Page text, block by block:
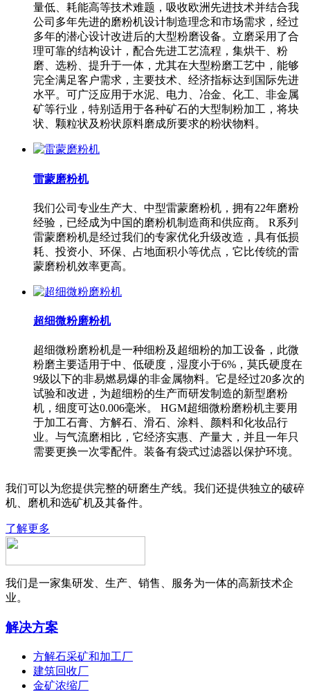
量低、耗能高等技术难题，吸收欧洲先进技术并结合我
公司多年先进的磨粉机设计制造理念和市场需求，经过
多年的潜心设计改进后的大型粉磨设备。立磨采用了合
理可靠的结构设计，配合先进工艺流程，集烘干、粉
磨、选粉、提升于一体，尤其在大型粉磨工艺中，能够
完全满足客户需求，主要技术、经济指标达到国际先进
水平。可广泛应用于水泥、电力、冶金、化工、非金属
矿等行业，特别适用于各种矿石的大型制粉加工，将块
状、颗粒状及粉状原料磨成所要求的粉状物料。
雷蒙磨粉机
我们公司专业生产大、中型雷蒙磨粉机，拥有22年磨粉
经验，已经成为中国的磨粉机制造商和供应商。 R系列
雷蒙磨粉机是经过我们的专家优化升级改造，具有低损
耗、投资小、环保、占地面积小等优点，它比传统的雷
蒙磨粉机效率更高。
超细微粉磨粉机
超细微粉磨粉机是一种细粉及超细粉的加工设备，此微
粉磨主要适用于中、低硬度，湿度小于6%，莫氏硬度在
9级以下的非易燃易爆的非金属物料。它是经过20多次的
试验和改进，为超细粉的生产而研发制造的新型磨粉
机，细度可达0.006毫米。 HGM超细微粉磨粉机主要用
于加工石膏、方解石、滑石、涂料、颜料和化妆品行
业。与气流磨相比，它经济实惠、产量大，并且一年只
需要更换一次零配件。装备有袋式过滤器以保护环境。
我们可以为您提供完整的研磨生产线。我们还提供独立的破碎
机、磨机和选矿机及其备件。
了解更多
我们是一家集研发、生产、销售、服务为一体的高新技术企
业。
解决方案
方解石采矿和加工厂
建筑回收厂
金矿浓缩厂